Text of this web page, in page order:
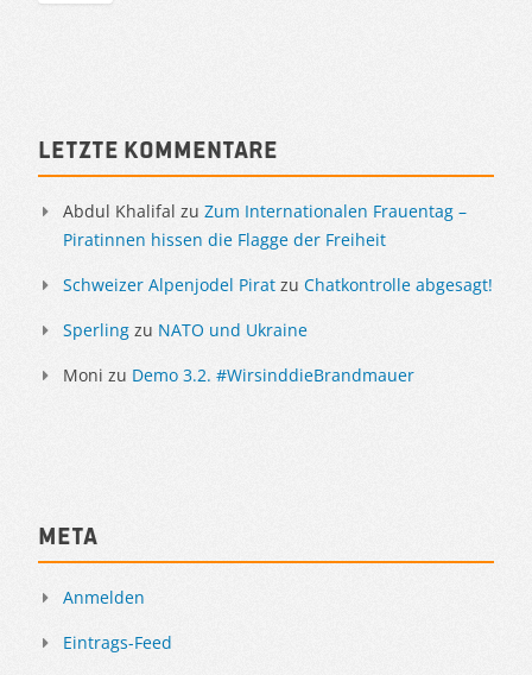
Sidebar
Letzte Kommentare
Abdul Khalifal zu Zum Internationalen Frauentag –
Piratinnen hissen die Flagge der Freiheit
Schweizer Alpenjodel Pirat zu Chatkontrolle abgesagt!
Sperling zu NATO und Ukraine
Moni zu Demo 3.2. #WirsinddieBrandmauer
Meta
Anmelden
Eintrags-Feed